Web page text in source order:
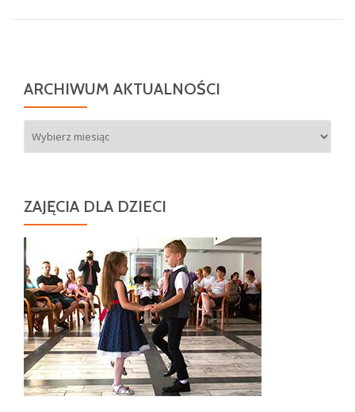
ARCHIWUM AKTUALNOŚCI
aktualności
ZAJĘCIA DLA DZIECI